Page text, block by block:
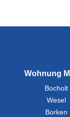
Wohnung
Bocholt
Wesel
Borken